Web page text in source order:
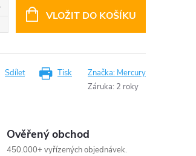
VLOŽIT DO KOŠÍKU
Tisk
Sdílet Značka: Mercury
Záruka: 2 roky
Ověřený obchod
450.000+ vyřízených objednávek.